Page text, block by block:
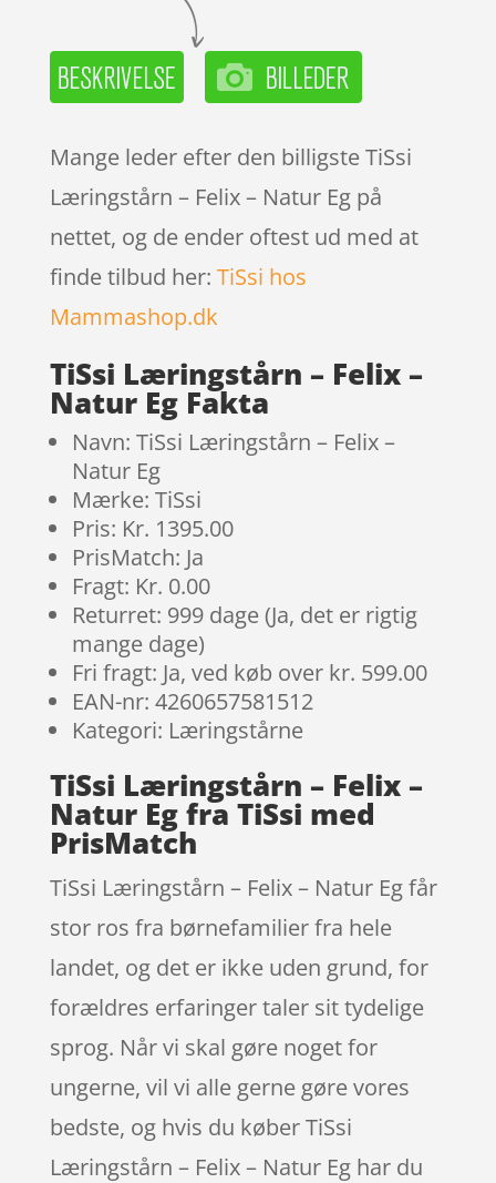
Mange leder efter den billigste TiSsi
Læringstårn – Felix – Natur Eg på
nettet, og de ender oftest ud med at
finde tilbud her: TiSsi hos
Mammashop.dk
TiSsi Læringstårn – Felix –
Natur Eg Fakta
Navn: TiSsi Læringstårn – Felix –
Natur Eg
Mærke: TiSsi
Pris: Kr. 1395.00
PrisMatch: Ja
Fragt: Kr. 0.00
Returret: 999 dage (Ja, det er rigtig
mange dage)
Fri fragt: Ja, ved køb over kr. 599.00
EAN-nr: 4260657581512
Kategori: Læringstårne
TiSsi Læringstårn – Felix –
Natur Eg fra TiSsi med
PrisMatch
TiSsi Læringstårn – Felix – Natur Eg får
stor ros fra børnefamilier fra hele
landet, og det er ikke uden grund, for
forældres erfaringer taler sit tydelige
sprog. Når vi skal gøre noget for
ungerne, vil vi alle gerne gøre vores
bedste, og hvis du køber TiSsi
Læringstårn – Felix – Natur Eg har du